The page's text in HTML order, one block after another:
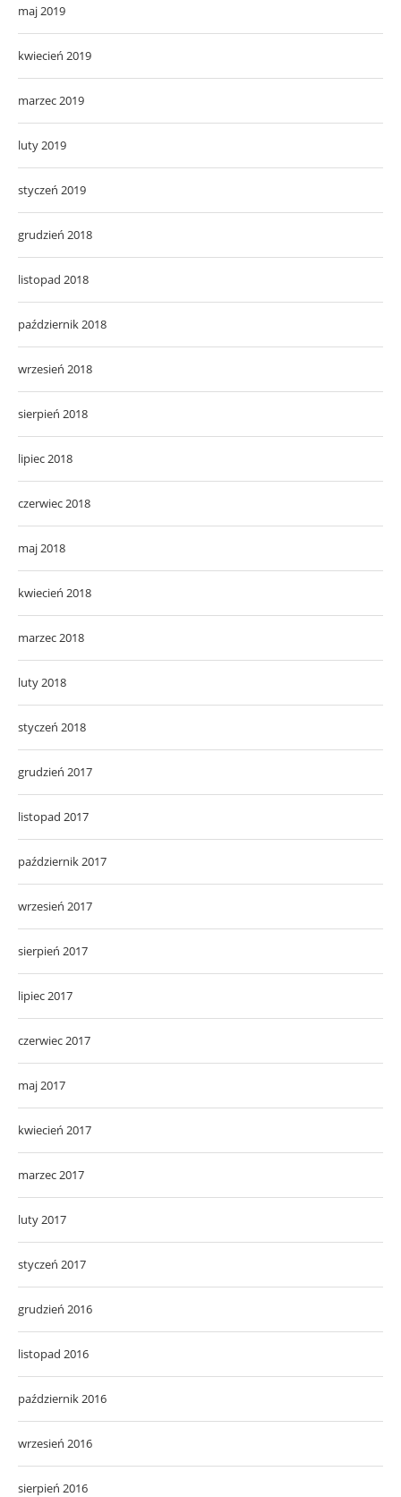
maj 2019
kwiecień 2019
marzec 2019
luty 2019
styczeń 2019
grudzień 2018
listopad 2018
październik 2018
wrzesień 2018
sierpień 2018
lipiec 2018
czerwiec 2018
maj 2018
kwiecień 2018
marzec 2018
luty 2018
styczeń 2018
grudzień 2017
listopad 2017
październik 2017
wrzesień 2017
sierpień 2017
lipiec 2017
czerwiec 2017
maj 2017
kwiecień 2017
marzec 2017
luty 2017
styczeń 2017
grudzień 2016
listopad 2016
październik 2016
wrzesień 2016
sierpień 2016